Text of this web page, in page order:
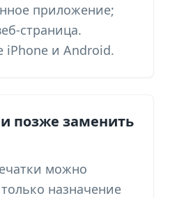
приложение;
страница.
iPhone и Android.
позже заменить
можно
назначение